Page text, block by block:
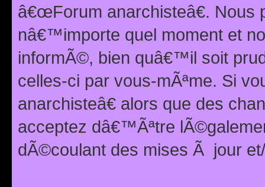
â€œForum anarchisteâ€.
nâ€™importe quel moment et
informÃ©, bien quâ€™il soit
celles-ci par vous-mÃªme. Si
anarchisteâ€ alors que des
acceptez dâ€™Ãªtre
dÃ©coulant des mises Ã jour